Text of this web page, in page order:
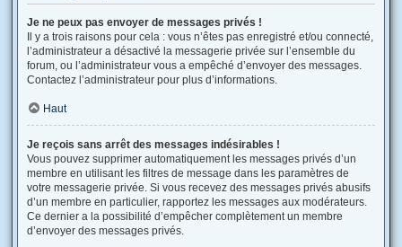
Je ne peux pas envoyer de messages privés !
Il y a trois raisons pour cela : vous n’êtes pas enregistré et/ou connecté,
l’administrateur a désactivé la messagerie privée sur l’ensemble du
forum, ou l’administrateur vous a empêché d’envoyer des messages.
Contactez l’administrateur pour plus d’informations.
Haut
Je reçois sans arrêt des messages indésirables !
Vous pouvez supprimer automatiquement les messages privés d’un
membre en utilisant les filtres de message dans les paramètres de
votre messagerie privée. Si vous recevez des messages privés abusifs
d’un membre en particulier, rapportez les messages aux modérateurs.
Ce dernier a la possibilité d’empêcher complètement un membre
d’envoyer des messages privés.